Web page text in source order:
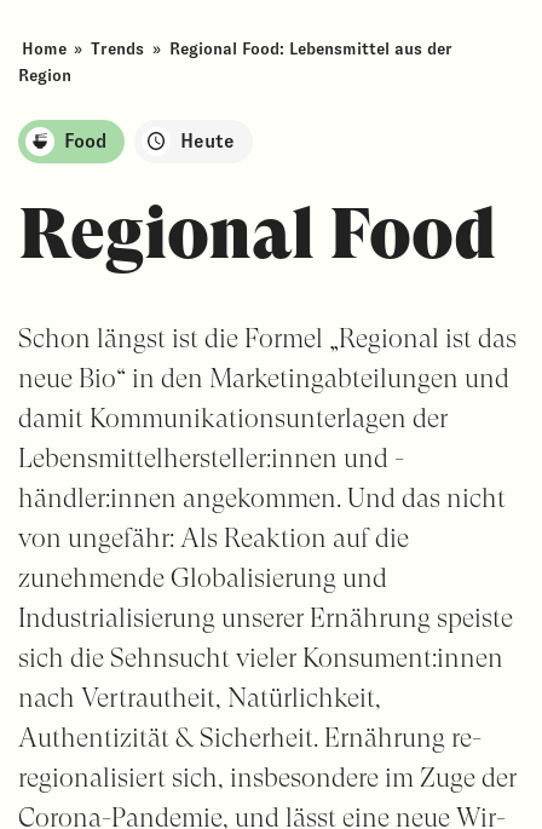
Home » Trends » Regional Food: Lebensmittel aus der
Region
Food Heute
Regional Food
Schon längst ist die Formel „Regional ist das
neue Bio“ in den Marketingabteilungen und
damit Kommunikationsunterlagen der
Lebensmittelhersteller:innen und -
händler:innen angekommen. Und das nicht
von ungefähr: Als Reaktion auf die
zunehmende Globalisierung und
Industrialisierung unserer Ernährung speiste
sich die Sehnsucht vieler Konsument:innen
nach Vertrautheit, Natürlichkeit,
Authentizität & Sicherheit. Ernährung re-
regionalisiert sich, insbesondere im Zuge der
Corona-Pandemie, und lässt eine neue Wir-